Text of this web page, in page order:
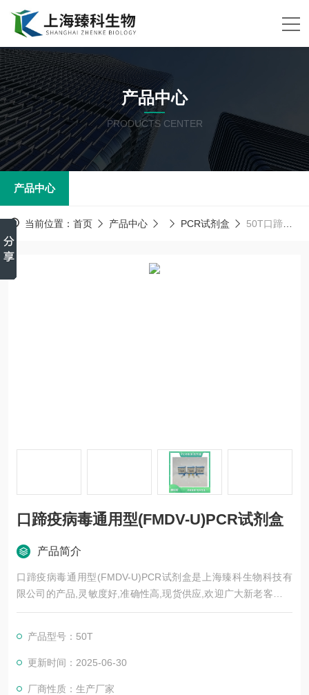
产品中心
PRODUCTS CENTER
产品中心
当前位置： 首页 产品中心 PCR试剂盒 50T口蹄疫病毒通用型(FMDV-U)PCR试剂盒
口蹄疫病毒通用型(FMDV-U)PCR试剂盒
产品简介
口蹄疫病毒通用型(FMDV-U)PCR试剂盒是上海臻科生物科技有
限公司的产品,灵敏度好,准确性高,现货供应,欢迎广大新老客户前
来选购。
产品型号：50T
更新时间：2025-06-30
厂商性质：生产厂家